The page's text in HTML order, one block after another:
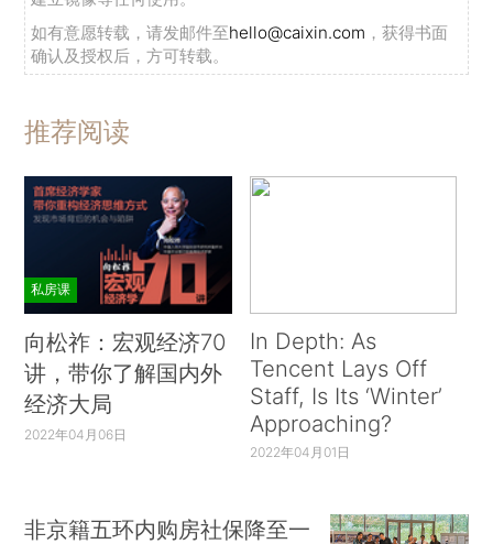
如有意愿转载，请发邮件至hello@caixin.com ，获得书面
确认及授权后，方可转载。
推荐阅读
私房课
向松祚：宏观经济70
讲，带你了解国内外
经济大局
2022年04月06日
In Depth: As
Tencent Lays Off
Staff, Is Its ‘Winter’
Approaching?
2022年04月01日
非京籍五环内购房社保降至一